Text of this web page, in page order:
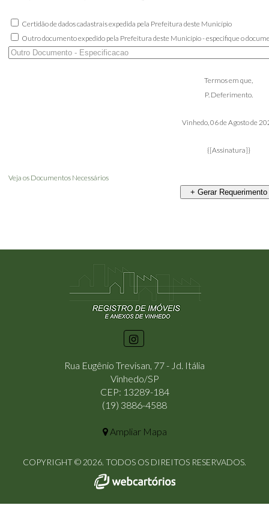
Certidão de dados cadastrais expedida pela Prefeitura deste Município
Outro documento expedido pela Prefeitura deste Município - especifique o
Termos em que,
P. Deferimento.
Vinhedo,06 de Agosto de
{[Assinatura]}
Veja os Documentos Necessários
+ Gerar Requerimento
Rua Eugênio Trevisan, 77 - Jd. Itália
Vinhedo/SP
CEP: 13289-184
(19) 3886-4588
Ampliar Mapa
COPYRIGHT © 2026. TODOS OS DIREITOS RESERVADOS.